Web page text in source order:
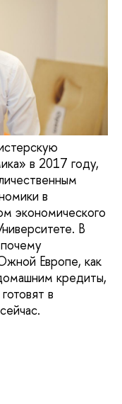
в 2017 году,
в
экономического
В
Европе, как
кредиты,
в